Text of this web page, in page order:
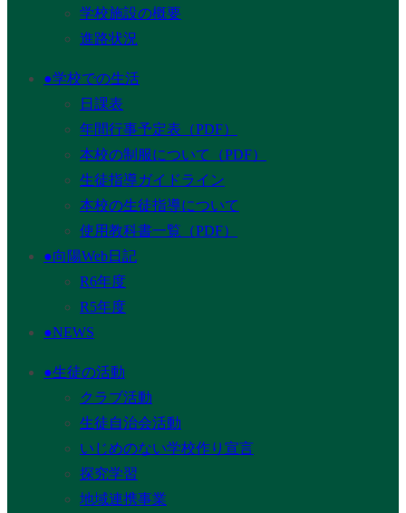
学校施設の概要
進路状況
●学校での生活
日課表
年間行事予定表（PDF）
本校の制服について（PDF）
生徒指導ガイドライン
本校の生徒指導について
使用教科書一覧（PDF）
●向陽Web日記
R6年度
R5年度
●NEWS
●生徒の活動
クラブ活動
生徒自治会活動
いじめのない学校作り宣言
探究学習
地域連携事業